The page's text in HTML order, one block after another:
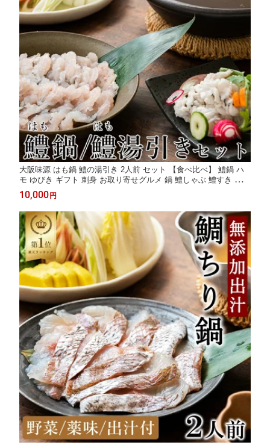
大阪味源 はも鍋 鱧の湯引き 2人前 セット 【食べ比べ】 鱧鍋 ハ
モ ゆびき ギフト 刺身 お取り寄せグルメ 鍋 鱧しゃぶ 鱧すき 無添
加 贈り物 海鮮 食べ物 高級 贈答用 熨斗 真空パック 宅配
10,000 円